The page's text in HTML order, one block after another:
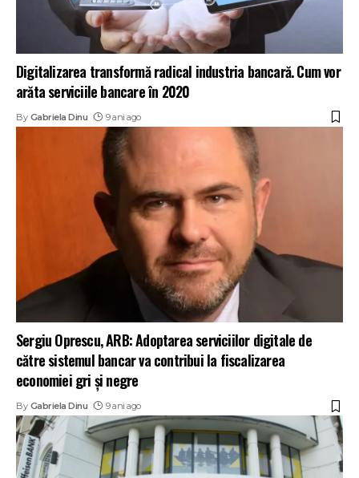
Digitalizarea transformă radical industria bancară. Cum vor
arăta serviciile bancare în 2020
By Gabriela Dinu 9 ani ago
Sergiu Oprescu, ARB: Adoptarea serviciilor digitale de
către sistemul bancar va contribui la fiscalizarea
economiei gri și negre
By Gabriela Dinu 9 ani ago